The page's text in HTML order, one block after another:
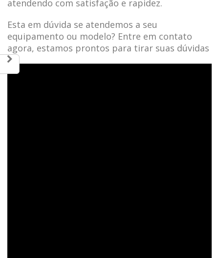
atendendo com satisfação e rapidez.
Esta em dúvida se atendemos a seu
equipamento ou modelo? Entre em contato
agora, estamos prontos para tirar suas dúvidas